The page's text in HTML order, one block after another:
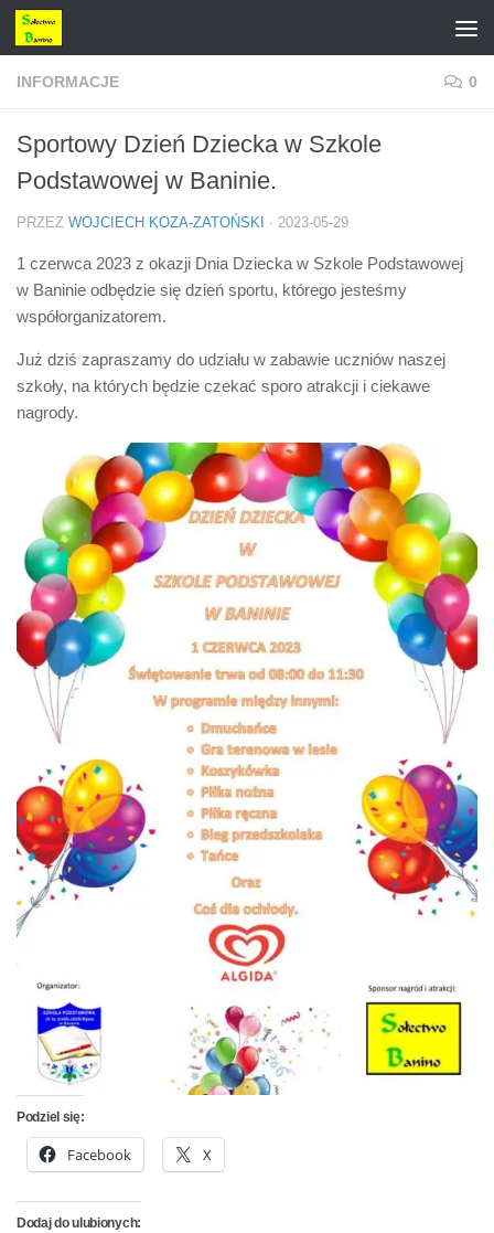
Przejdź do treści
INFORMACJE 0
Sportowy Dzień Dziecka w Szkole
Podstawowej w Baninie.
PRZEZ WOJCIECH KOZA-ZATOŃSKI · 2023-05-29
1 czerwca 2023 z okazji Dnia Dziecka w Szkole Podstawowej
w Baninie odbędzie się dzień sportu, którego jesteśmy
współorganizatorem.
Już dziś zapraszamy do udziału w zabawie uczniów naszej
szkoły, na których będzie czekać sporo atrakcji i ciekawe
nagrody.
Podziel się:
Facebook X
Dodaj do ulubionych: